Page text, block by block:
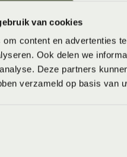
van cookies
content en advertenties
Ook delen we
Deze partners
verzameld op basis van
tryptofaan. Tryptofaan is
serotonine, waar
stimuleert.